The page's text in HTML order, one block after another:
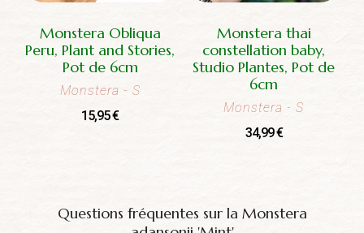
Monstera Obliqua
Peru, Plant and Stories,
Pot de 6cm
Monstera - S
15,95€
Monstera thai
constellation baby,
Studio Plantes, Pot de
6cm
Monstera - S
34,99€
Questions fréquentes sur la Monstera